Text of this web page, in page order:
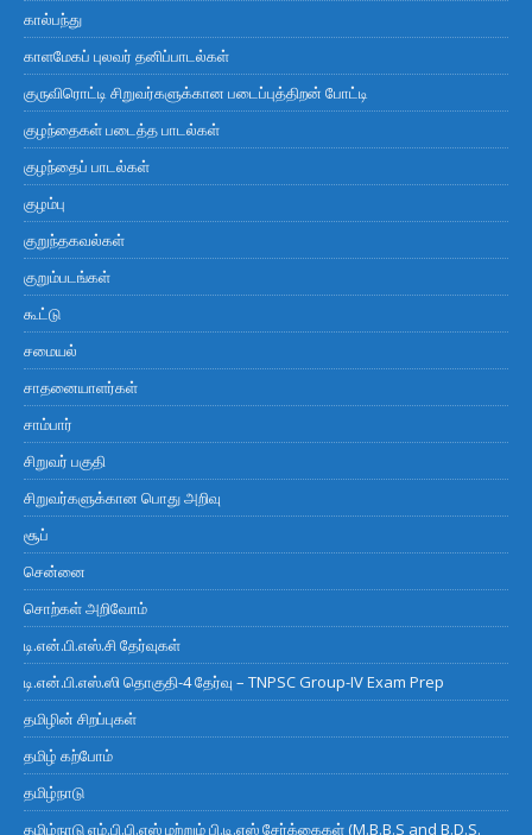
கால்பந்து
காளமேகப் புலவர் தனிப்பாடல்கள்
குருவிரொட்டி சிறுவர்களுக்கான படைப்புத்திறன் போட்டி
குழந்தைகள் படைத்த பாடல்கள்
குழந்தைப் பாடல்கள்
குழம்பு
குறுந்தகவல்கள்
குறும்படங்கள்
கூட்டு
சமையல்
சாதனையாளர்கள்
சாம்பார்
சிறுவர் பகுதி
சிறுவர்களுக்கான பொது அறிவு
சூப்
சென்னை
சொற்கள் அறிவோம்
டி.என்.பி.எஸ்.சி தேர்வுகள்
டி.என்.பி.எஸ்.ஸி தொகுதி-4 தேர்வு – TNPSC Group-IV Exam Prep
தமிழின் சிறப்புகள்
தமிழ் கற்போம்
தமிழ்நாடு
தமிழ்நாடு எம்.பி.பி.எஸ் மற்றும் பி.டி.எஸ் சேர்க்கைகள் (M.B.B.S and B.D.S.